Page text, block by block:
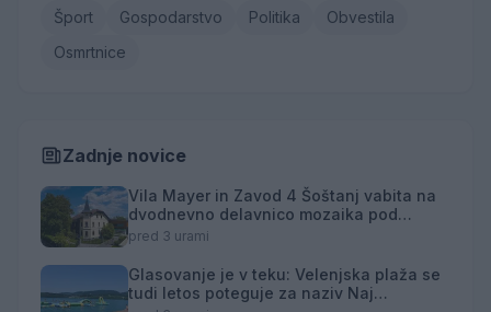
Šport
Gospodarstvo Politika
Obvestila
Osmrtnice
Zadnje novice
Vila Mayer in Zavod 4 Šoštanj vabita na
dvodnevno delavnico mozaika pod
mentorstvom Mojce Marije Černivšek
pred 3 urami
Glasovanje je v teku: Velenjska plaža se
tudi letos poteguje za naziv Naj